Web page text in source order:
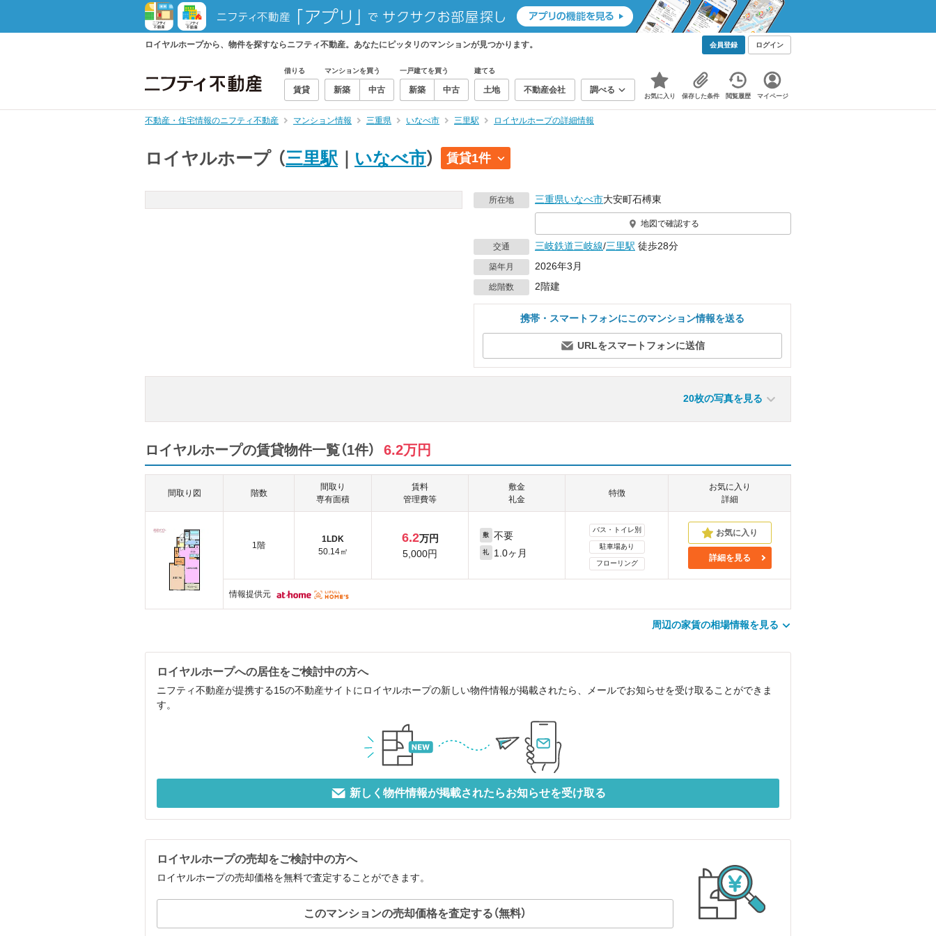
ロイヤルホープから、物件を探すならニフティ不動産。あなたにピッタリのマンションが見つかります。 会員登録 ログイン
借りる
賃貸
マンションを買う
新築 中古
一戸建てを買う
新築 中古
建てる
土地 不動産会社 調べる
お気に入り 保存した条件 閲覧履歴 マイページ
不動産・住宅情報のニフティ不動産 マンション情報 三重県 いなべ市 三里駅 ロイヤルホープの詳細情報
ロイヤルホープ （三里駅 いなべ市） 賃貸1件
所在地 三重県いなべ市大安町石榑東
地図で確認する
交通 三岐鉄道三岐線/三里駅 徒歩28分
築年月 2026年3月
総階数 2階建
携帯・スマートフォンにこのマンション情報を送る
URLをスマートフォンに送信
20枚の写真を見る
ロイヤルホープの賃貸物件一覧（1件） 6.2万円
間取り図 階数
間取り
専有面積
賃料
管理費等
敷金
礼金
特徴
お気に入り
詳細
1階
1LDK
50.14㎡
6.2万円
5,000円
敷 不要
礼 1.0ヶ月
バス・トイレ別
駐車場あり
フローリング
詳細を見る
情報提供元
周辺の家賃の相場情報を見る
ロイヤルホープへの居住をご検討中の方へ
ニフティ不動産が提携する15の不動産サイトにロイヤルホープの新しい物件情報が掲載されたら、メールでお知らせを受け取ることができま
す。
新しく物件情報が掲載されたらお知らせを受け取る
ロイヤルホープの売却をご検討中の方へ
ロイヤルホープの売却価格を無料で査定することができます。
このマンションの売却価格を査定する（無料）